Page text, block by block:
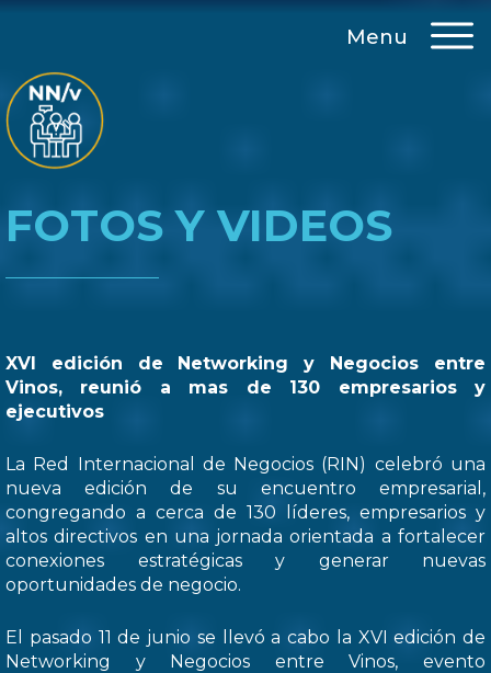
Menu
FOTOS Y VIDEOS
XVI edición de Networking y Negocios entre
Vinos, reunió a mas de 130 empresarios y
ejecutivos
La Red Internacional de Negocios (RIN) celebró una
nueva edición de su encuentro empresarial,
congregando a cerca de 130 líderes, empresarios y
altos directivos en una jornada orientada a fortalecer
conexiones estratégicas y generar nuevas
oportunidades de negocio.
El pasado 11 de junio se llevó a cabo la XVI edición de
Networking y Negocios entre Vinos, evento